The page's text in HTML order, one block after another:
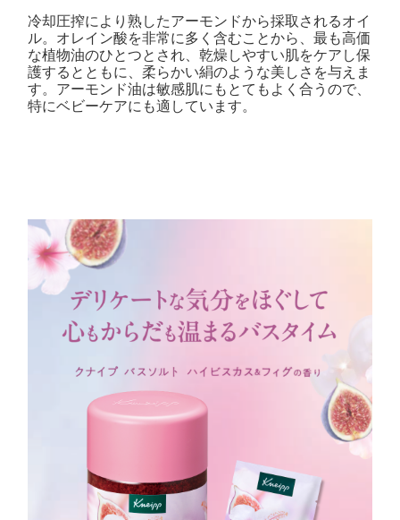
冷却圧搾により熟したアーモンドから採取されるオイ
ル。オレイン酸を非常に多く含むことから、最も高価
な植物油のひとつとされ、乾燥しやすい肌をケアし保
護するとともに、柔らかい絹のような美しさを与えま
す。アーモンド油は敏感肌にもとてもよく合うので、
特にベビーケアにも適しています。